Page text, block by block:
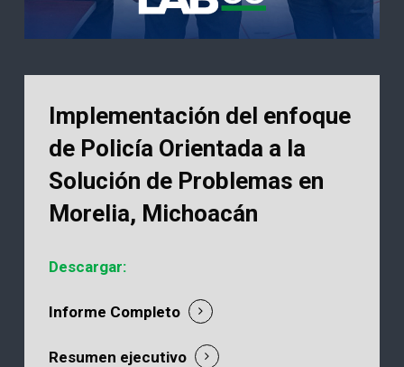
Implementación del enfoque
de Policía Orientada a la
Solución de Problemas en
Morelia, Michoacán
Descargar:
Informe Completo
Resumen ejecutivo